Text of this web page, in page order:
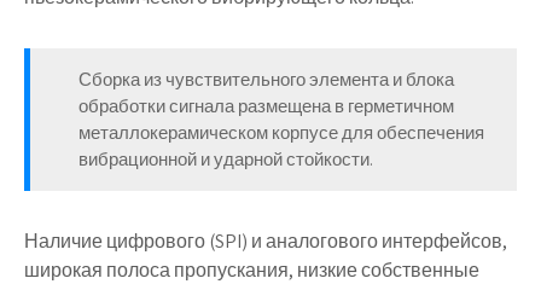
Сборка из чувствительного элемента и блока
обработки сигнала размещена в герметичном
металлокерамическом корпусе для обеспечения
вибрационной и ударной стойкости.
Наличие цифрового (SPI) и аналогового интерфейсов,
широкая полоса пропускания, низкие собственные